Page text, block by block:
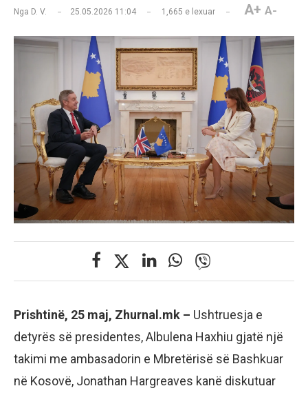
Nga D. V. 25.05.2026 11:04 1,665 e lexuar A+ A-
Prishtinë, 25 maj, Zhurnal.mk – Ushtruesja e
detyrës së presidentes, Albulena Haxhiu gjatë një
takimi me ambasadorin e Mbretërisë së Bashkuar
në Kosovë, Jonathan Hargreaves kanë diskutuar